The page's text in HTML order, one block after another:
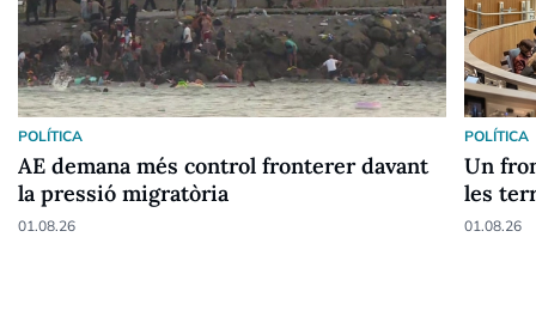
POLÍTICA
AE demana més control fronterer davant
la pressió migratòria
01.08.26
POLÍTICA
Un
les
01.08.26